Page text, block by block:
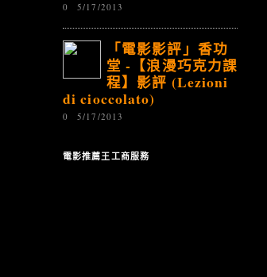
0 5/17/2013
「電影影評」香功
堂 -【浪漫巧克力課
程】影評 (Lezioni
di cioccolato)
0 5/17/2013
電影推薦王工商服務